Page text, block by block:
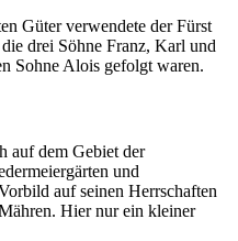
Güter verwendete der Fürst
drei Söhne Franz, Karl und
Sohne Alois gefolgt waren.
auf dem Gebiet der
und
auf seinen Herrschaften
Hier nur ein kleiner